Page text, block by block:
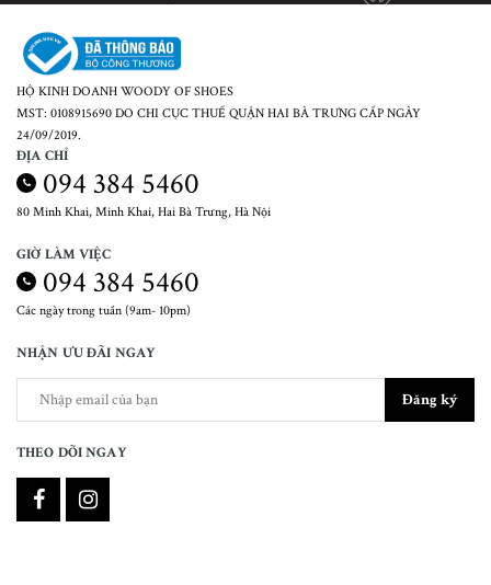
HỘ KINH DOANH WOODY OF SHOES
MST: 0108915690 DO CHI CỤC THUẾ QUẬN HAI BÀ TRƯNG CẤP NGÀY
24/09/2019.
ĐỊA CHỈ
094 384 5460
80 Minh Khai, Minh Khai, Hai Bà Trưng, Hà Nội
GIỜ LÀM VIỆC
094 384 5460
Các ngày trong tuần (9am- 10pm)
NHẬN ƯU ĐÃI NGAY
Đăng ký
THEO DÕI NGAY